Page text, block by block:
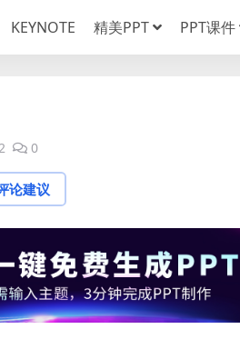
KEYNOTE 精美PPT PPT课件
0
论建议